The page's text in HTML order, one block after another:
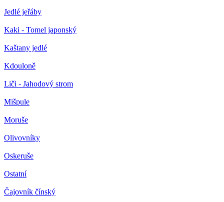
Jedlé jeřáby
Kaki - Tomel japonský
Kaštany jedlé
Kdouloně
Liči - Jahodový strom
Mišpule
Moruše
Olivovníky
Oskeruše
Ostatní
Čajovník čínský